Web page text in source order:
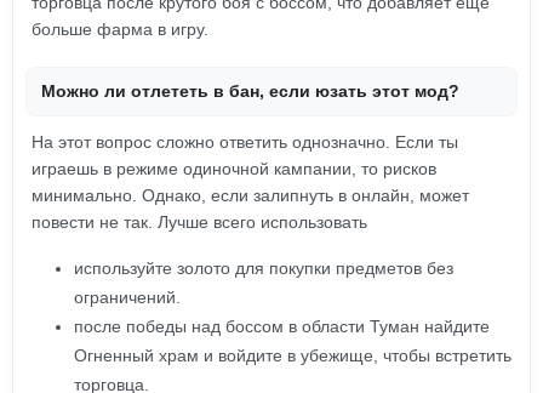
больше фарма в игру.
Можно ли отлететь в бан, если юзать этот мод?
На этот вопрос сложно ответить однозначно. Если ты
играешь в режиме одиночной кампании, то рисков
минимально. Однако, если залипнуть в онлайн, может
повести не так. Лучше всего использовать
используйте золото для покупки предметов без
ограничений.
после победы над боссом в области Туман найдите
Огненный храм и войдите в убежище, чтобы встретить
торговца.